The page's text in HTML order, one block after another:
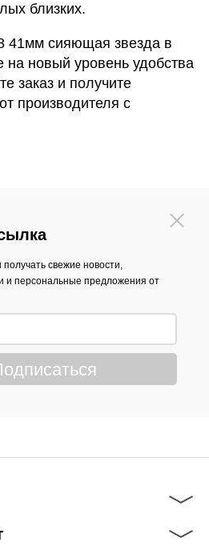
близких.
41мм сияющая звезда в
на новый уровень удобства
заказ и получите
производителя с
свежие новости,
и персональные предложения от